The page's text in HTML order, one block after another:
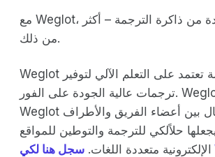
مع Weglot، يمكنك الاستفادة من ذاكرة الترجمة – أكثر
من ذلك.
Weglot تقنية ترجمة تعتمد على التعلم الآلي لتوفير
ترجمات عالية الجودة على الفور. Weglot تسهل
Weglot التعاون الفعال بين أعضاء الفريق والأطراف
حلاًلكي للترجمة والتوطين للمواقع
الإلكترونية متعددة اللغات.